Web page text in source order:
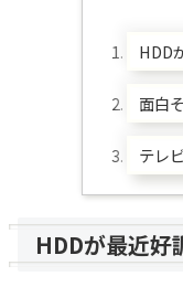
HDD
面白
テレ
HDDが最近好